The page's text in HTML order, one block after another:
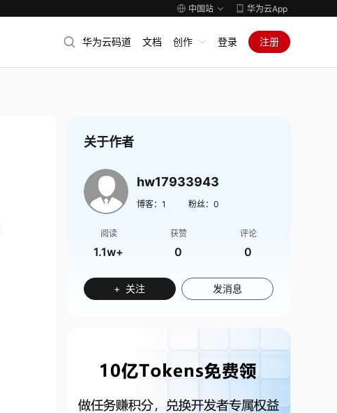
中国站 华为云App
华为云码道 文档 创作 登录 注册
关于作者
hw17933943
博客： 1 粉丝： 0
阅读
1.1w+
获赞
0
评论
0
+ 关注 发消息